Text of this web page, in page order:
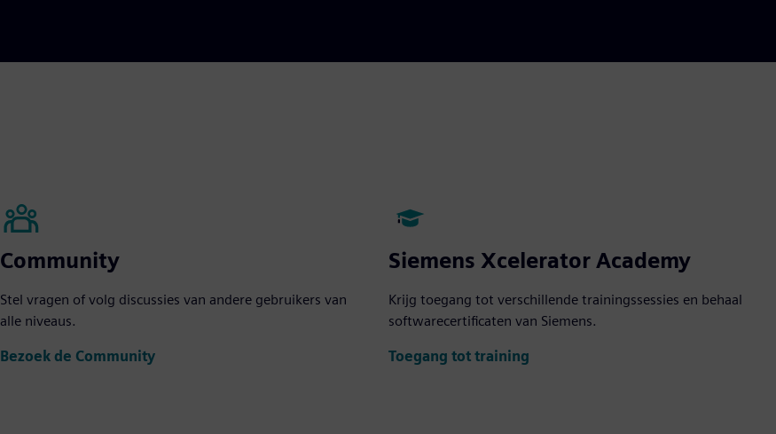
Community
Stel vragen of volg discussies van andere gebruikers van
alle niveaus.
Bezoek de Community
Siemens Xcelerator Academy
Krijg toegang tot verschillende trainingssessies en behaal
softwarecertificaten van Siemens.
Toegang tot training